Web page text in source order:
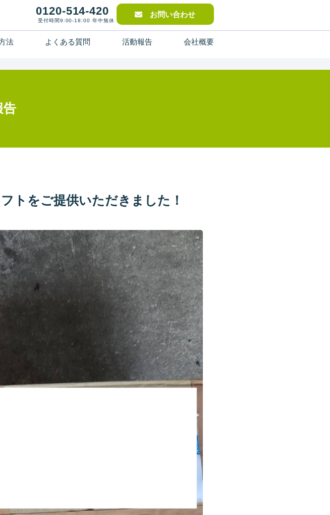
目
お問い合わせ
0120-514-420
受付時間9:00-18:00 年中無休
お問い合わせ
法 よくある質問 活動報告 会社概要
告
トをご提供いただきました！